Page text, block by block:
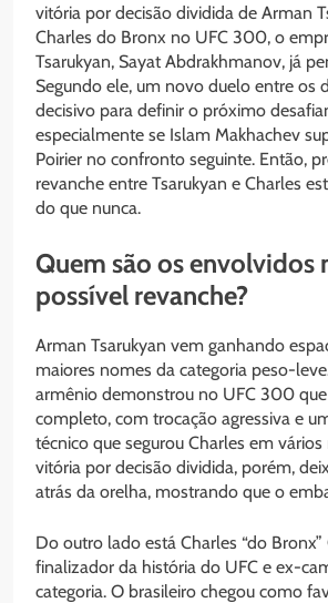
vitória por decisão dividida de Arman
Charles do Bronx no UFC 300, o
Tsarukyan, Sayat Abdrakhmanov, já
Segundo ele, um novo duelo entre os
decisivo para definir o próximo
especialmente se Islam Makhachev
Poirier no confronto seguinte. Então,
revanche entre Tsarukyan e Charles
do que nunca.
Quem são os envolvidos
possível revanche?
Arman Tsarukyan vem ganhando
maiores nomes da categoria peso-
armênio demonstrou no UFC 300
completo, com trocação agressiva e
técnico que segurou Charles em
vitória por decisão dividida, porém,
atrás da orelha, mostrando que o
Do outro lado está Charles “do
finalizador da história do UFC e ex-
categoria. O brasileiro chegou como